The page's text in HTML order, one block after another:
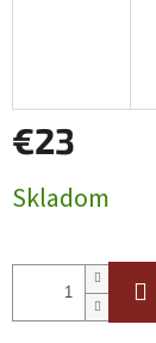
€23
cena:
Skladom